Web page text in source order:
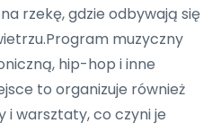
rzekę, gdzie odbywają się
muzyczny
hip-hop i inne
to organizuje również
i warsztaty, co czyni je